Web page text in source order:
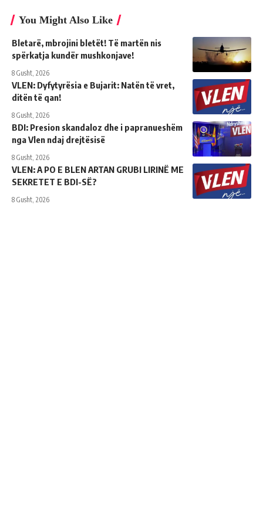
You Might Also Like
Bletarë, mbrojini bletët! Të martën nis
spërkatja kundër mushkonjave!
8 Gusht, 2026
VLEN: Dyfytyrësia e Bujarit: Natën të vret,
ditën të qan!
8 Gusht, 2026
BDI: Presion skandaloz dhe i papranueshëm
nga Vlen ndaj drejtësisë
8 Gusht, 2026
VLEN: A PO E BLEN ARTAN GRUBI LIRINË ME
SEKRETET E BDI-SË?
8 Gusht, 2026